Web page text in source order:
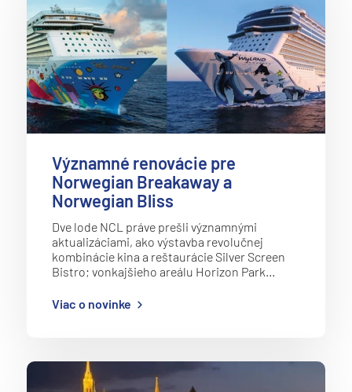
Významné renovácie pre
Norwegian Breakaway a
Norwegian Bliss
Dve lode NCL práve prešli významnými
aktualizáciami, ako výstavba revolučnej
kombinácie kina a reštaurácie Silver Screen
Bistro; vonkajšieho areálu Horizon Park…
Viac o novinke